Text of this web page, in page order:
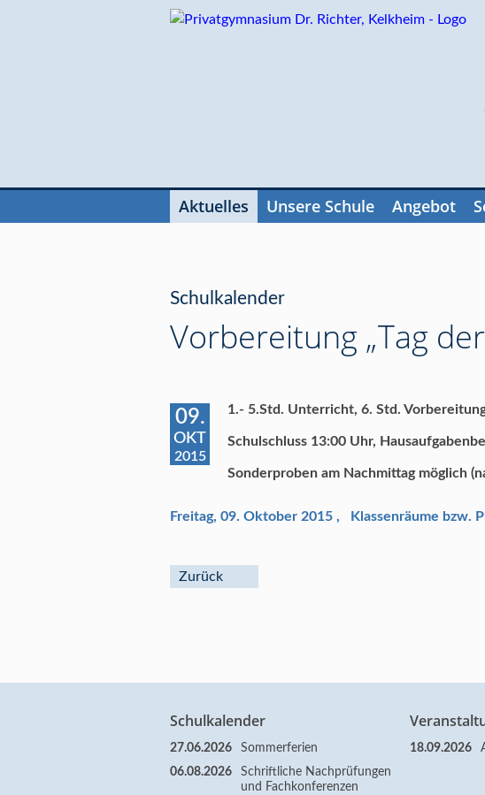
Navigation
überspringen
Aktuelles Unsere Schule Angebot
Schulkalender
Vorbereitung „Tag
09.
OKT
2015
1.- 5.Std. Unterricht, 6. Std.
Schulschluss 13:00 Uhr,
Sonderproben am Nachmittag möglich
Freitag, 09. Oktober 2015 , Klassenräume bzw.
Zurück
Schulkalender
27.06.2026
Sommerferien
06.08.2026
Schriftliche Nachprüfungen
und Fachkonferenzen
18.09.2026